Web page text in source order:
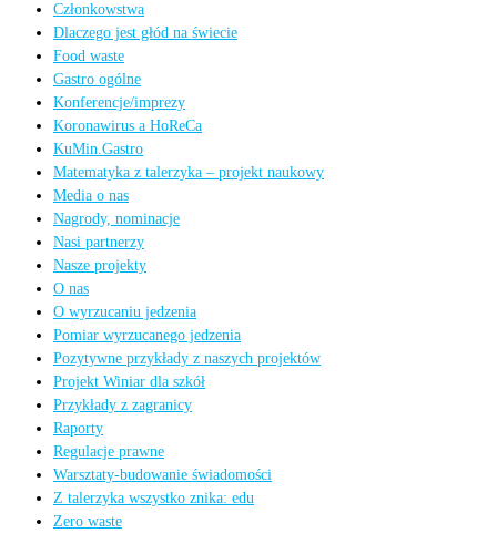
Członkowstwa
Dlaczego jest głód na świecie
Food waste
Gastro ogólne
Konferencje/imprezy
Koronawirus a HoReCa
KuMin.Gastro
Matematyka z talerzyka – projekt naukowy
Media o nas
Nagrody, nominacje
Nasi partnerzy
Nasze projekty
O nas
O wyrzucaniu jedzenia
Pomiar wyrzucanego jedzenia
Pozytywne przykłady z naszych projektów
Projekt Winiar dla szkół
Przykłady z zagranicy
Raporty
Regulacje prawne
Warsztaty-budowanie świadomości
Z talerzyka wszystko znika: edu
Zero waste